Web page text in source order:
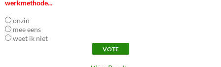
werkmethode...
onzin
mee eens
weet ik niet